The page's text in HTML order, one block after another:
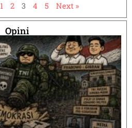
1 2 3 4 5 Next »
Opini